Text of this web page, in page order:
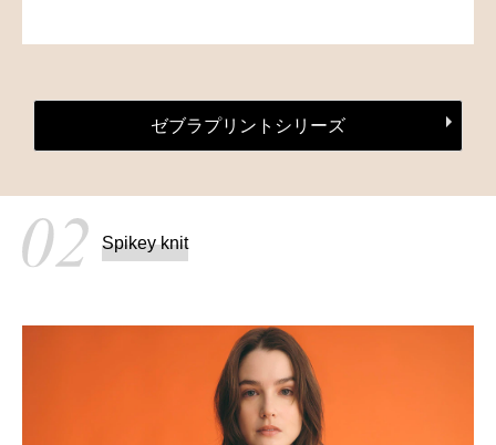
ゼブラプリントシリーズ
Spikey knit